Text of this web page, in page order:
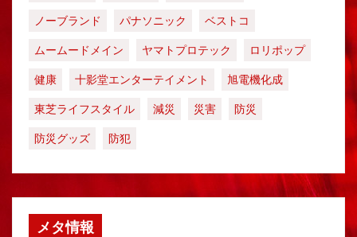
ノーブランド
パナソニック
ベストコ
ムームードメイン
ヤマトプロテック
ロリポップ
健康
十影堂エンターテイメント
旭電機化成
東芝ライフスタイル
減災 災害
防災
防災グッズ
防犯
メタ情報